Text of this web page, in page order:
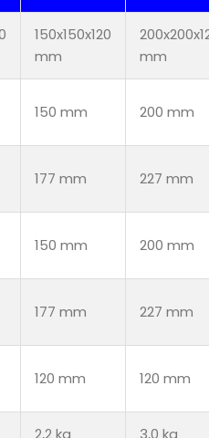
150x150x120
mm
mm
150 mm 200 mm
177 mm 227 mm
150 mm 200 mm
177 mm 227 mm
120 mm 120 mm
2,2 kg 3,0 kg